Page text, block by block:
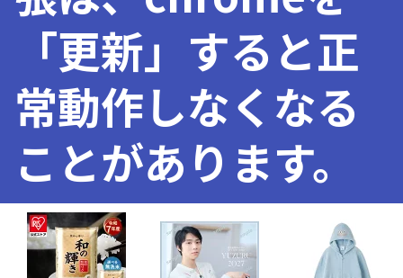
「更新」すると正
常動作しなくなる
ことがあります。